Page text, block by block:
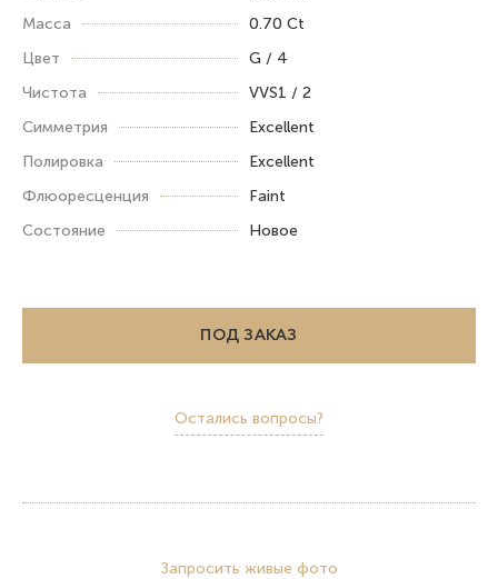
Масса
0.70 Ct
Цвет
G / 4
Чистота
VVS1 / 2
Симметрия
Excellent
Полировка
Excellent
Флюоресценция
Faint
Состояние
Новое
ПОД ЗАКАЗ
Остались вопросы?
Запросить живые фото